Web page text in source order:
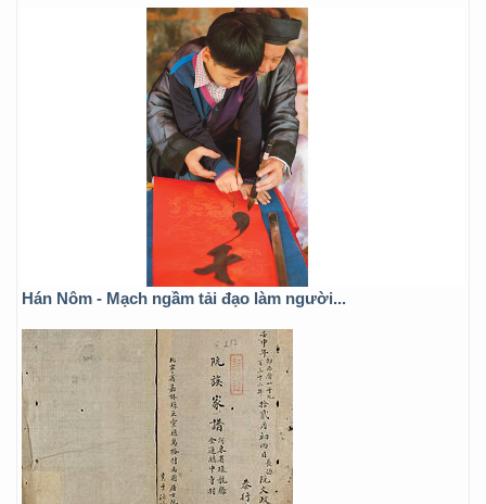
Hán Nôm - Mạch ngầm tải đạo làm người...